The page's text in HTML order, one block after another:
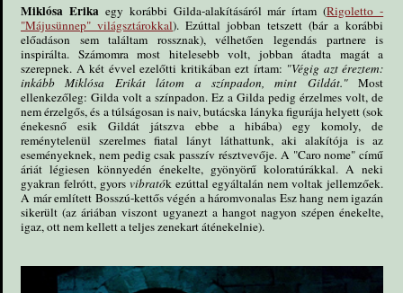
Miklósa Erika egy korábbi Gilda-alakításáról már írtam (Rigoletto -
"Májusünnep" világsztárokkal). Ezúttal jobban tetszett (bár a korábbi
előadáson sem találtam rossznak), vélhetően legendás partnere is
inspirálta. Számomra most hitelesebb volt, jobban átadta magát a
szerepnek. A két évvel ezelőtti kritikában ezt írtam: "Végig azt éreztem:
inkább Miklósa Erikát látom a színpadon, mint Gildát."Most
ellenkezőleg: Gilda volt a színpadon. Ez a Gilda pedig érzelmes volt, de
nem érzelgős, és a túlságosan is naiv, butácska lányka figurája helyett (sok
énekesnő esik Gildát játszva ebbe a hibába) egy komoly, de
reménytelenül szerelmes fiatal lányt láthattunk, aki alakítója is az
eseményeknek, nem pedig csak passzív résztvevője. A "Caro nome" című
áriát légiesen könnyedén énekelte, gyönyörű koloratúrákkal. A neki
gyakran felrótt, gyorsvibratók ezúttal egyáltalán nem voltak jellemzőek.
A már említett Bosszú-kettős végén a háromvonalas Esz hang nem igazán
sikerült (az áriában viszont ugyanezt a hangot nagyon szépen énekelte,
igaz, ott nem kellett a teljes zenekart áténekelnie).